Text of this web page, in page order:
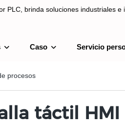
PLC, brinda soluciones industriales e
Caso Servicio
procesos
táctil